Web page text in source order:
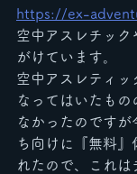
https://ex-
空中アスレチック
がけています。
空中アスレティッ
なってはいたも
なかったのですが
ち向けに『無料』
れたので、これは